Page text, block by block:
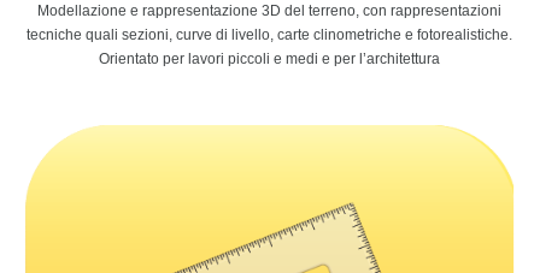
Modellazione e rappresentazione 3D del terreno, con rappresentazioni
tecniche quali sezioni, curve di livello, carte clinometriche e fotorealistiche.
Orientato per lavori piccoli e medi e per l’architettura